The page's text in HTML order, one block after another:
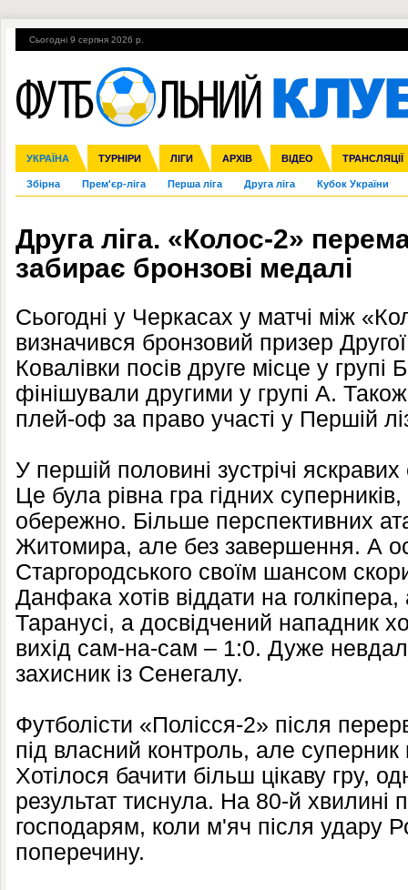
Сьогодні 9 серпня 2026 р.
УКРАЇНА ТУРНІРИ ЛІГИ АРХІВ ВІДЕО ТРАНСЛЯЦІЇ
Збірна Прем'єр-ліга Перша ліга Друга ліга Кубок України
Ліга чемпіонів Ліга Європи Міжнародні Ліга націй Ліга
Англія Іспанія Італія Німеччина Франція Інші
ЧС-2014 ЄВРО-2016 Росія Кубок конфедерацій ЧЄ-2015 (U-
Гарячі теми УПЛ, 2-й тур ВІЙНА УПЛ-ПЕРЕХОДИ
Друга ліга. «Колос-2»
забирає бронзові медалі
Сьогодні у Черкасах у матчі між
визначився бронзовий призер Другої
Ковалівки посів друге місце у
фінішували другими у групі А.
плей-оф за право участі у Першій
У першій половині зустрічі яскравих
Це була рівна гра гідних
обережно. Більше перспективних
Житомира, але без завершення. А
Старгородського своїм шансом
Данфака хотів віддати на
Таранусі, а досвідчений нападник
вихід сам-на-сам – 1:0. Дуже
захисник із Сенегалу.
Футболісти «Полісся-2» після
під власний контроль, але
Хотілося бачити більш цікаву гру,
результат тиснула. На 80-й
господарям, коли м'яч після удару
поперечину.